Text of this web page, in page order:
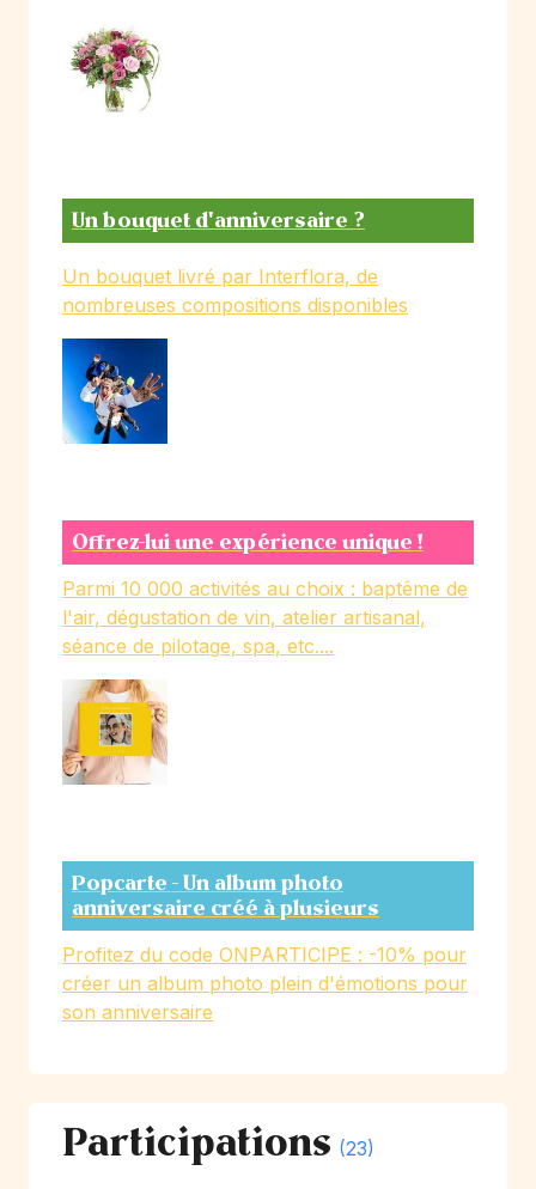
Un bouquet d'anniversaire ?
Un bouquet livré par Interflora, de
nombreuses compositions disponibles
Offrez-lui une expérience unique !
Parmi 10 000 activités au choix : baptême de
l'air, dégustation de vin, atelier artisanal,
séance de pilotage, spa, etc....
Popcarte - Un album photo
anniversaire créé à plusieurs
Profitez du code ONPARTICIPE : -10% pour
créer un album photo plein d'émotions pour
son anniversaire
Participations (23)